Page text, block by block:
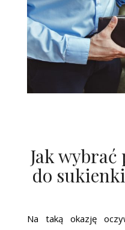
Jak
do
Na taką okazję